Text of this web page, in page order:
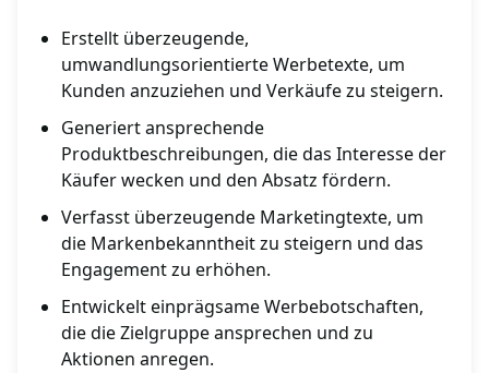
Erstellt überzeugende,
umwandlungsorientierte Werbetexte, um
Kunden anzuziehen und Verkäufe zu steigern.
Generiert ansprechende
Produktbeschreibungen, die das Interesse der
Käufer wecken und den Absatz fördern.
Verfasst überzeugende Marketingtexte, um
die Markenbekanntheit zu steigern und das
Engagement zu erhöhen.
Entwickelt einprägsame Werbebotschaften,
die die Zielgruppe ansprechen und zu
Aktionen anregen.